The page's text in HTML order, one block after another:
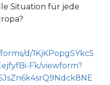
Situation für jede
d/1KjKPopgSYkc5
Fk/viewform?